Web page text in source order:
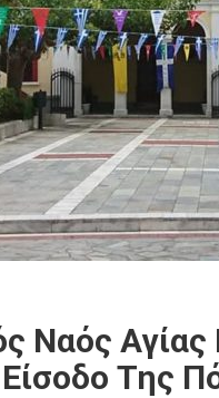
Ναός
Της